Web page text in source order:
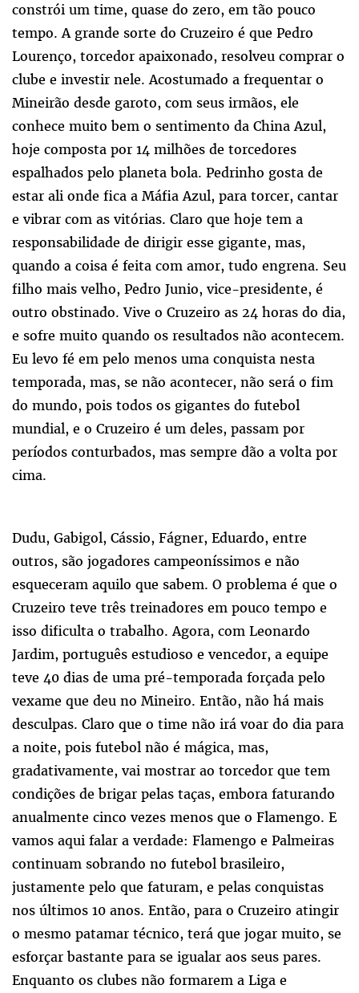
constrói um time, quase do zero, em tão pouco
tempo. A grande sorte do Cruzeiro é que Pedro
Lourenço, torcedor apaixonado, resolveu comprar o
clube e investir nele. Acostumado a frequentar o
Mineirão desde garoto, com seus irmãos, ele
conhece muito bem o sentimento da China Azul,
hoje composta por 14 milhões de torcedores
espalhados pelo planeta bola. Pedrinho gosta de
estar ali onde fica a Máfia Azul, para torcer, cantar
e vibrar com as vitórias. Claro que hoje tem a
responsabilidade de dirigir esse gigante, mas,
quando a coisa é feita com amor, tudo engrena. Seu
filho mais velho, Pedro Junio, vice-presidente, é
outro obstinado. Vive o Cruzeiro as 24 horas do dia,
e sofre muito quando os resultados não acontecem.
Eu levo fé em pelo menos uma conquista nesta
temporada, mas, se não acontecer, não será o fim
do mundo, pois todos os gigantes do futebol
mundial, e o Cruzeiro é um deles, passam por
períodos conturbados, mas sempre dão a volta por
cima.
Dudu, Gabigol, Cássio, Fágner, Eduardo, entre
outros, são jogadores campeoníssimos e não
esqueceram aquilo que sabem. O problema é que o
Cruzeiro teve três treinadores em pouco tempo e
isso dificulta o trabalho. Agora, com Leonardo
Jardim, português estudioso e vencedor, a equipe
teve 40 dias de uma pré-temporada forçada pelo
vexame que deu no Mineiro. Então, não há mais
desculpas. Claro que o time não irá voar do dia para
a noite, pois futebol não é mágica, mas,
gradativamente, vai mostrar ao torcedor que tem
condições de brigar pelas taças, embora faturando
anualmente cinco vezes menos que o Flamengo. E
vamos aqui falar a verdade: Flamengo e Palmeiras
continuam sobrando no futebol brasileiro,
justamente pelo que faturam, e pelas conquistas
nos últimos 10 anos. Então, para o Cruzeiro atingir
o mesmo patamar técnico, terá que jogar muito, se
esforçar bastante para se igualar aos seus pares.
Enquanto os clubes não formarem a Liga e